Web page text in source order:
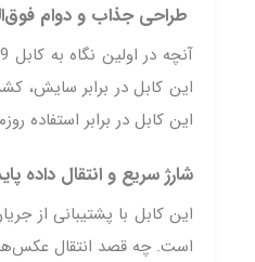
طراحی جذاب و دوام
آنچه در اولین نگاه به کابل CN‑9 جلب توجه می‌کند، ترکیب هنرمندانه
این کابل در برابر سایش،
این کابل در برابر استفاده
شارژ سریع و انتقال داده
این کابل با پشتیبانی از
است. چه قصد انتقال عکس‌ها